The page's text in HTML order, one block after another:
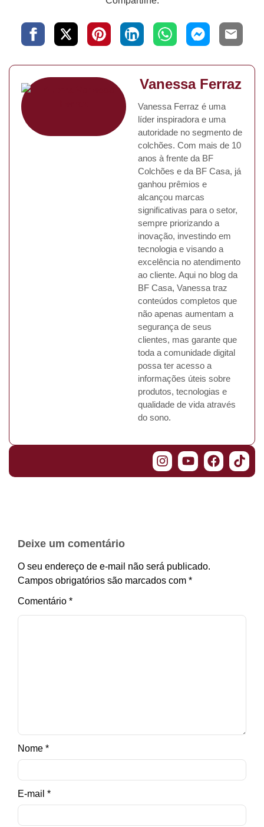
Vanessa Ferraz
Vanessa Ferraz é uma
líder inspiradora e uma
autoridade no segmento de
colchões. Com mais de 10
anos à frente da BF
Colchões e da BF Casa, já
ganhou prêmios e
alcançou marcas
significativas para o setor,
sempre priorizando a
inovação, investindo em
tecnologia e visando a
excelência no atendimento
ao cliente. Aqui no blog da
BF Casa, Vanessa traz
conteúdos completos que
não apenas aumentam a
segurança de seus
clientes, mas garante que
toda a comunidade digital
possa ter acesso a
informações úteis sobre
produtos, tecnologias e
qualidade de vida através
do sono.
Deixe um comentário
O seu endereço de e-mail não será publicado.
Campos obrigatórios são marcados com *
Comentário *
Nome *
E-mail *